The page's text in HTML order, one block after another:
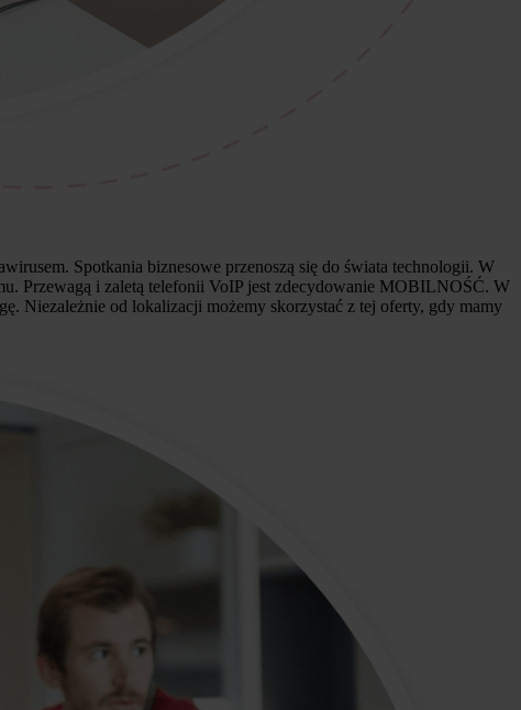
Spotkania biznesowe przenoszą się do świata technologii. W
Przewagą i zaletą telefonii VoIP jest zdecydowanie MOBILNOŚĆ. W
Niezależnie od lokalizacji możemy skorzystać z tej oferty, gdy mamy